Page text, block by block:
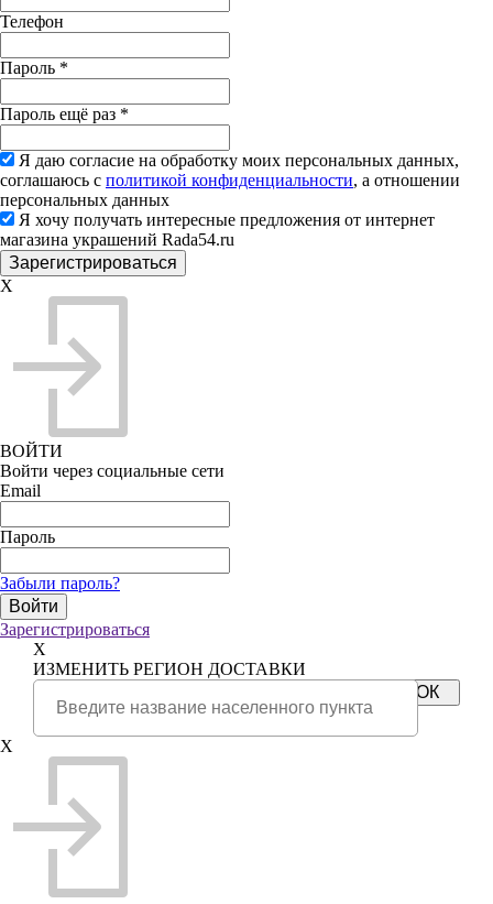
Телефон
Пароль *
Пароль ещё раз *
Я даю согласие на обработку моих персональных данных,
соглашаюсь с политикой конфиденциальности, а отношении
персональных данных
Я хочу получать интересные предложения от интернет
магазина украшений Rada54.ru
X
ВОЙТИ
Войти через социальные сети
Email
Пароль
Забыли пароль?
Зарегистрироваться
X
ИЗМЕНИТЬ РЕГИОН ДОСТАВКИ
X